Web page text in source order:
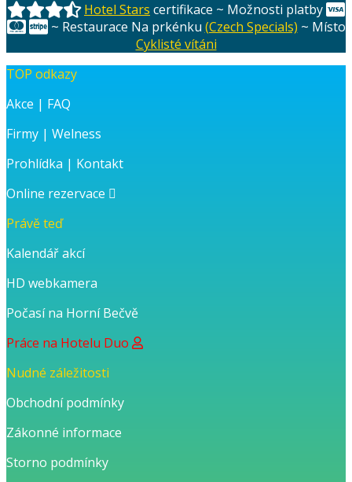
Hotel Stars certifikace ~ Možnosti platby
~ Restaurace Na prkénku (Czech Specials) ~ Místo
Cyklisté vítáni
TOP odkazy
Akce | FAQ
Firmy | Welness
Prohlídka | Kontakt
Online rezervace
Právě teď
Kalendář akcí
HD webkamera
Počasí na Horní Bečvě
Práce na Hotelu Duo
Nudné záležitosti
Obchodní podmínky
Zákonné informace
Storno podmínky